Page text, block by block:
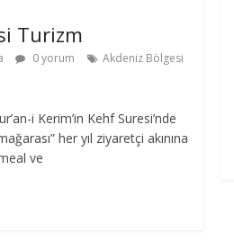
Turizm
0 yorum
Akdeniz Bölgesi
i Kerim’in Kehf Suresi’nde
her yıl ziyaretçi akınına
ve